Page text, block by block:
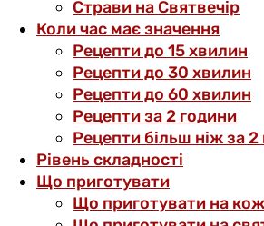
Страви на Святвечір
Коли час має значення
Рецепти до 15 хвилин
Рецепти до 30 хвилин
Рецепти до 60 хвилин
Рецепти за 2 години
Рецепти більш ніж за 2
Рівень складності
Що приготувати
Що приготувати на